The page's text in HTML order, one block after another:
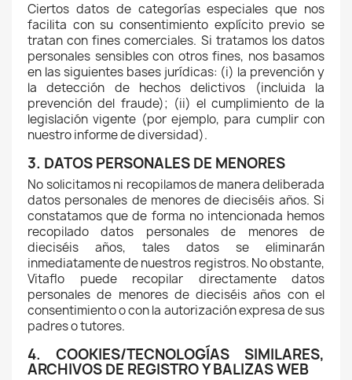
Ciertos datos de categorías especiales que nos
facilita con su consentimiento explícito previo se
tratan con fines comerciales. Si tratamos los datos
personales sensibles con otros fines, nos basamos
en las siguientes bases jurídicas: (i) la prevención y
la detección de hechos delictivos (incluida la
prevención del fraude); (ii) el cumplimiento de la
legislación vigente (por ejemplo, para cumplir con
nuestro informe de diversidad).
3. DATOS PERSONALES DE MENORES
No solicitamos ni recopilamos de manera deliberada
datos personales de menores de dieciséis años. Si
constatamos que de forma no intencionada hemos
recopilado datos personales de menores de
dieciséis años, tales datos se eliminarán
inmediatamente de nuestros registros. No obstante,
Vitaflo puede recopilar directamente datos
personales de menores de dieciséis años con el
consentimiento o con la autorización expresa de sus
padres o tutores.
4. COOKIES/TECNOLOGÍAS SIMILARES,
ARCHIVOS DE REGISTRO Y BALIZAS WEB